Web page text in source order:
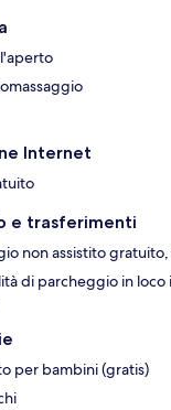
Internet
e trasferimenti
non assistito
di parcheggio in
per bambini (gratis)